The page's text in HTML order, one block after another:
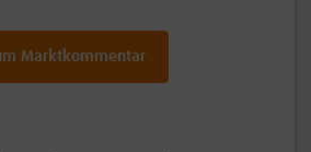
Marktkommentar